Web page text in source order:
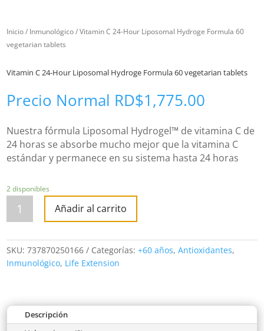
Inicio/ Inmunológico/ Vitamin C 24-Hour Liposomal Hydroge Formula 60
vegetarian tablets
Vitamin C 24-Hour Liposomal Hydroge Formula 60 vegetarian tablets
Precio Normal RD$1,775.00
Nuestra fórmula Liposomal Hydrogel™ de vitamina C de
24 horas se absorbe mucho mejor que la vitamina C
estándar y permanece en su sistema hasta 24 horas
2 disponibles
Vitamin
Hour
60
vegetarian
tablets
Añadir al carrito
SKU:737870250166 Categorías:+60 años,Antioxidantes,
Inmunológico, Life Extension
Descripción